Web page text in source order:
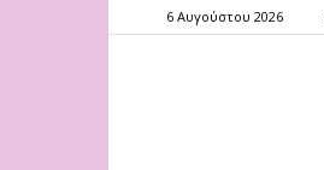
6 Αυγούστου 2026